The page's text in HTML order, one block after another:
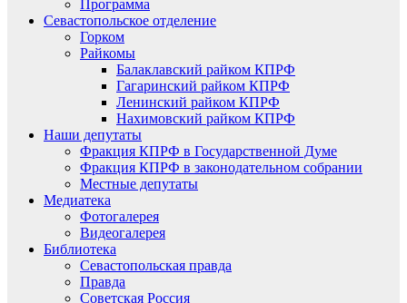
Программа
Севастопольское отделение
Горком
Райкомы
Балаклавский райком КПРФ
Гагаринский райком КПРФ
Ленинский райком КПРФ
Нахимовский райком КПРФ
Наши депутаты
Фракция КПРФ в Государственной Думе
Фракция КПРФ в законодательном собрании
Местные депутаты
Медиатека
Фотогалерея
Видеогалерея
Библиотека
Севастопольская правда
Правда
Советская Россия